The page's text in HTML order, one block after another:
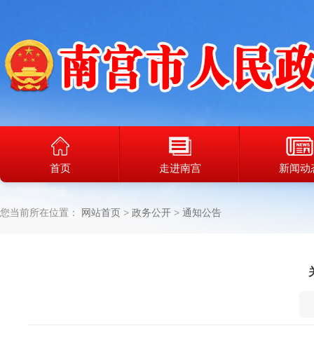
首页 走进南宫 新闻动
您当前所在位置： 网站首页 政务公开 通知公告